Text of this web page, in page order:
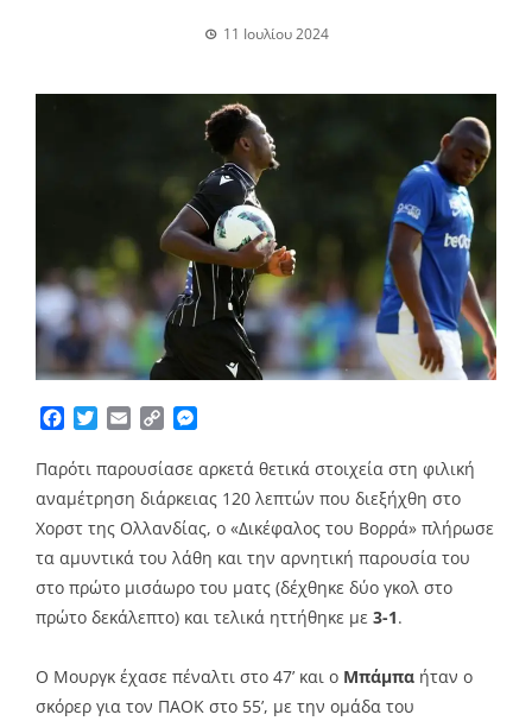
11 Ιουλίου 2024
Facebook
TwitterEmailCopy
Παρότι παρουσίασε αρκετά θετικά στοιχεία στη φιλική
αναμέτρηση διάρκειας 120 λεπτών που διεξήχθη στο
Χορστ της Ολλανδίας, ο «Δικέφαλος του Βορρά» πλήρωσε
τα αμυντικά του λάθη και την αρνητική παρουσία του
στο πρώτο μισάωρο του ματς (δέχθηκε δύο γκολ στο
πρώτο δεκάλεπτο) και τελικά ηττήθηκε με 3-1.
Ο Μουργκ έχασε πέναλτι στο 47’ και ο Μπάμπα ήταν ο
σκόρερ για τον ΠΑΟΚ στο 55’, με την ομάδα του